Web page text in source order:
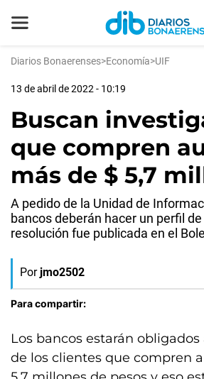
Diarios Bonaerenses>Economía>UIF
13 de abril de 2022 - 10:19
Buscan
que compren
más de $ 5,7
A pedido de la Unidad de
bancos deberán hacer un perfil
resolución fue publicada en el
Por jmo2502
Para compartir:
Los bancos estarán
de los clientes que compren